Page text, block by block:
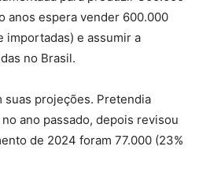
anos espera vender 600.000
importadas) e assumir a
no Brasil.
suas projeções. Pretendia
ano passado, depois revisou
de 2024 foram 77.000 (23%